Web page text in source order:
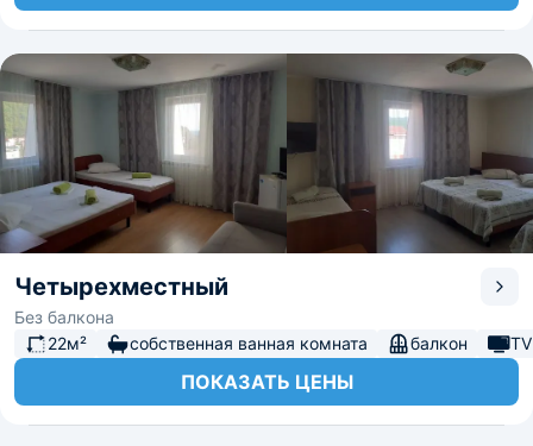
Четырехместный
Без балкона
22м²
собственная ванная комната балкон TV
ПОКАЗАТЬ ЦЕНЫ